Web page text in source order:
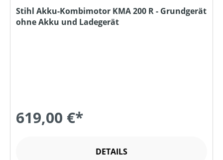
Stihl Akku-Kombimotor KMA 200 R - Grundgerät
ohne Akku und Ladegerät
619,00 €*
DETAILS